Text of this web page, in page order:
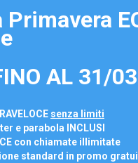
AL 31/
senza limiti
e parabola INCLUSI
con chiamate illimitate
standard in promo